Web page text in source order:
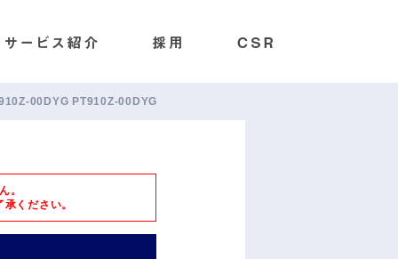
00DYG PT910Z-00DYG
。
ください。